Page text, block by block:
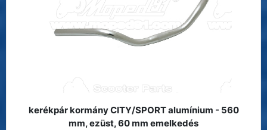
kerékpár kormány CITY/SPORT alumínium - 560
mm, ezüst, 60 mm emelkedés